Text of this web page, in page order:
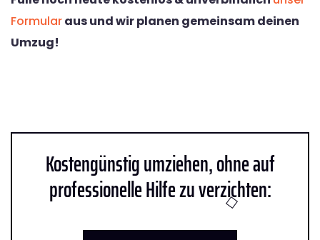
Formularaus und wir planen gemeinsam deinen
Umzug!
Kostengünstig umziehen, ohne auf
professionelle Hilfe zu verzichten: